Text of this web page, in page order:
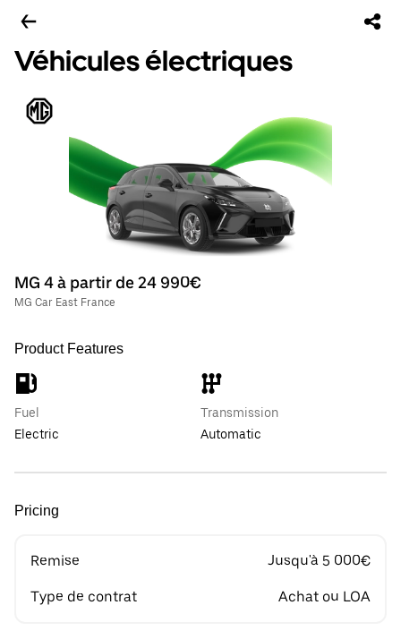
Véhicules électriques
MG 4 à partir de 24 990€
MG Car East France
Product Features
Fuel
Electric
Transmission
Automatic
Pricing
Remise Jusqu'à 5 000€
Type de contrat Achat ou LOA